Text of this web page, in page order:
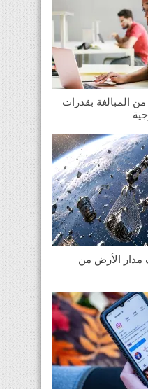
المبالغة بقدرات
الأرض من